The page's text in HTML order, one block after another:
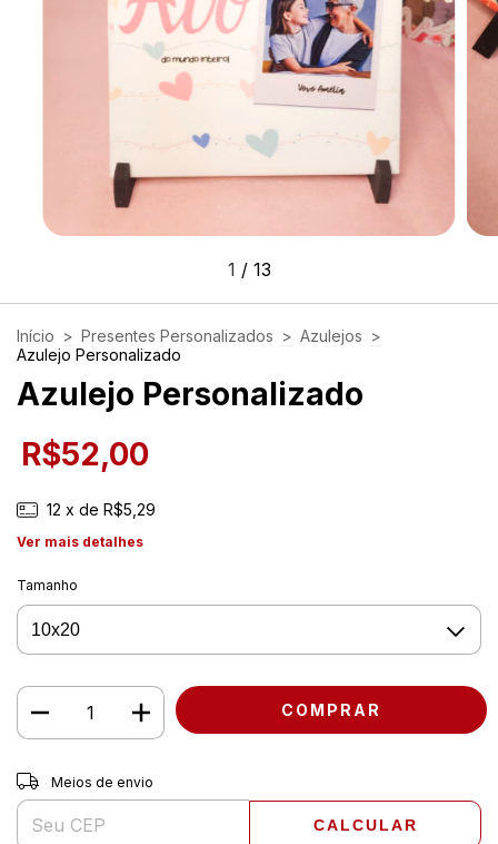
1 / 13
Início > Presentes Personalizados > Azulejos >
Azulejo Personalizado
Azulejo Personalizado
R$52,00
12 x de R$5,29
Ver mais detalhes
Tamanho
Entregas para o CEP:
Meios de envio
CALCULAR